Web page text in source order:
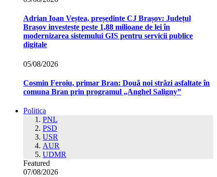
Adrian Ioan Veștea, președinte CJ Brașov: Județul
Brașov investește peste 1,88 milioane de lei în
modernizarea sistemului GIS pentru servicii publice
digitale
05/08/2026
Cosmin Feroiu, primar Bran: Două noi străzi asfaltate în
comuna Bran prin programul „Anghel Saligny”
Politica
PNL
PSD
USR
AUR
UDMR
Featured
07/08/2026